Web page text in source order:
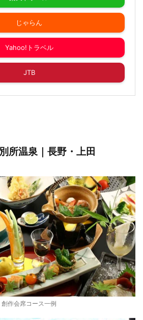
じゃらん
Yahoo!トラベル
JTB
所温泉｜長野・上田
創作会席コース一例